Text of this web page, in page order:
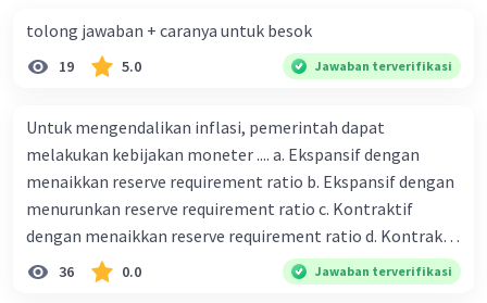
tolong jawaban + caranya untuk besok
19 5.0 Jawaban terverifikasi
Untuk mengendalikan inflasi, pemerintah dapat
melakukan kebijakan moneter .... a. Ekspansif dengan
menaikkan reserve requirement ratio b. Ekspansif dengan
menurunkan reserve requirement ratio c. Kontraktif
dengan menaikkan reserve requirement ratio d. Kontraktif
dengan menurunkan reserve requirement ratio e.
Ekspansif dengan menaikkan tingkat diskonto Bila Bank
36 0.0 Jawaban terverifikasi